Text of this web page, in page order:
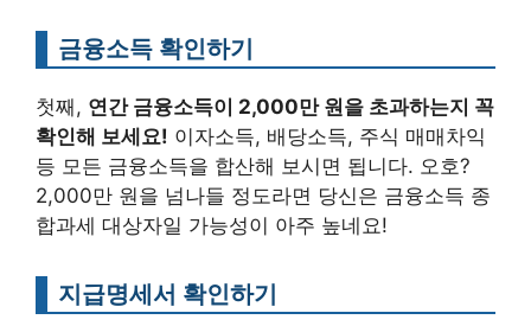
금융소득 확인하기
첫째, 연간 금융소득이 2,000만 원을 초과하는지 꼭
확인해 보세요! 이자소득, 배당소득, 주식 매매차익
등 모든 금융소득을 합산해 보시면 됩니다. 오호?
2,000만 원을 넘나들 정도라면 당신은 금융소득 종
합과세 대상자일 가능성이 아주 높네요!
지급명세서 확인하기